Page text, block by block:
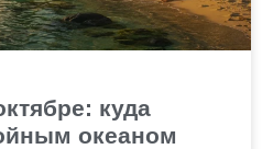
куда
океаном